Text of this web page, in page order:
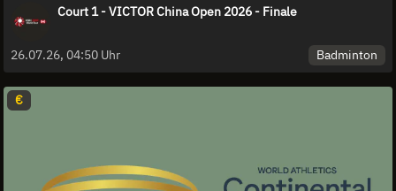
Court 1 - VICTOR China Open 2026 - Finale
26.07.26, 04:50 Uhr Badminton
€